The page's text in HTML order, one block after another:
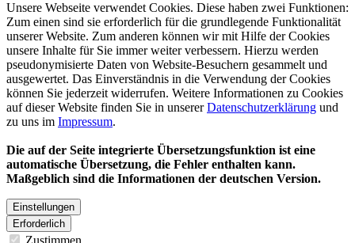
Unsere Webseite verwendet Cookies. Diese haben zwei Funktionen:
Zum einen sind sie erforderlich für die grundlegende Funktionalität
unserer Website. Zum anderen können wir mit Hilfe der Cookies
unsere Inhalte für Sie immer weiter verbessern. Hierzu werden
pseudonymisierte Daten von Website-Besuchern gesammelt und
ausgewertet. Das Einverständnis in die Verwendung der Cookies
können Sie jederzeit widerrufen. Weitere Informationen zu Cookies
auf dieser Website finden Sie in unsererDatenschutzerklärung und
zu uns im Impressum.
Die auf der Seite integrierte Übersetzungsfunktion ist eine
automatische Übersetzung, die Fehler enthalten kann.
Maßgeblich sind die Informationen der deutschen Version.
Einstellungen
Erforderlich